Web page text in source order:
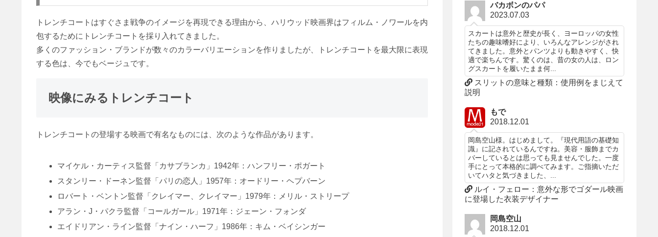
トレンチコートはすぐさま戦争のイメージを再現できる理由から、ハリウッド映画界はフィルム・ノワールを内
包するためにトレンチコートを採り入れてきました。
多くのファッション・ブランドが数々のカラーバリエーションを作りましたが、トレンチコートを最大限に表現
する色は、今でもベージュです。
映像にみるトレンチコート
トレンチコートの登場する映画で有名なものには、次のような作品があります。
マイケル・カーティス監督「カサブランカ」1942年：ハンフリー・ポガート
スタンリー・ドーネン監督「パリの恋人」1957年：オードリー・ヘプバーン
ロバート・ベントン監督「クレイマー、クレイマー」1979年：メリル・ストリープ
アラン・J・パクラ監督「コールガール」1971年：ジェーン・フォンダ
エイドリアン・ライン監督「ナイン・ハーフ」1986年：キム・ベイシンガー
バカボンのパパ
2023.07.03
スカートは意外と歴史が長く、ヨーロッパの女性
たちの趣味嗜好により、いろんなアレンジがされ
てきました。意外とパンツよりも動きやすく、快
適で楽ちんです。驚くのは、昔の女の人は、ロン
グスカートを履いたまま何...
スリットの意味と種類：使用例をまじえて
説明
もで
2018.12.01
岡島空山様。はじめまして。『現代用語の基礎知
識』に記されているんですね。美容・服飾までカ
バーしているとは思っても見ませんでした。一度
手にとって本格的に調べてみます。ご指摘いただ
いてハタと気づきました、...
ルイ・フェロー：意外な形でゴダール映画
に登場した衣装デザイナー
岡島空山
2018.12.01